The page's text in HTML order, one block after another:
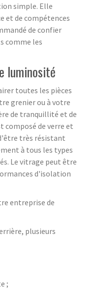
simple. Elle
et de compétences
de confier
comme les
luminosité
toutes les pièces
grenier ou à votre
de tranquillité et de
composé de verre et
très résistant
à tous les types
Le vitrage peut être
d'isolation
entreprise de
plusieurs
;